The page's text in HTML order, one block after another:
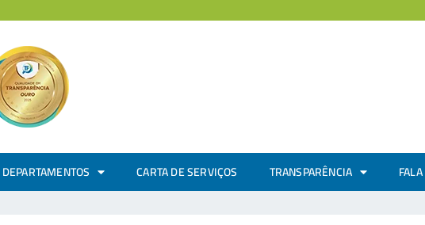
DEPARTAMENTOS CARTA DE SERVIÇOS TRANSPARÊNCIA